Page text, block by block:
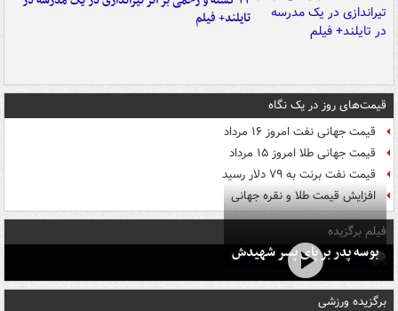
تایلند+ فیلم
قیمت‌های روز در یک نگاه
قیمت جهانی نفت امروز ۱۶ مرداد
قیمت جهانی طلا امروز ۱۵ مرداد
قیمت نفت برنت به ۷۹ دلار رسید
افزایش قیمت طلا و نقره جهانی
فیلم برگزیده
بوسه‌ پدر بر پای پسر شهیدش
برگزیده ورزشی